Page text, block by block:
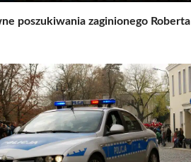
poszukiwania zaginionego Roberta